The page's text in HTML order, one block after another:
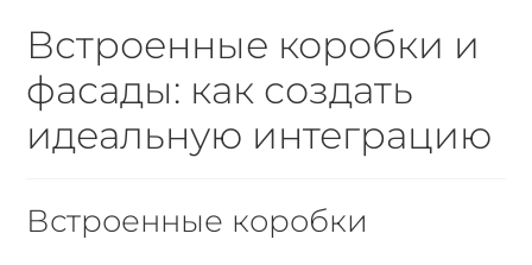
Встроенные коробки и
фасады: как создать
идеальную интеграцию
Встроенные коробки